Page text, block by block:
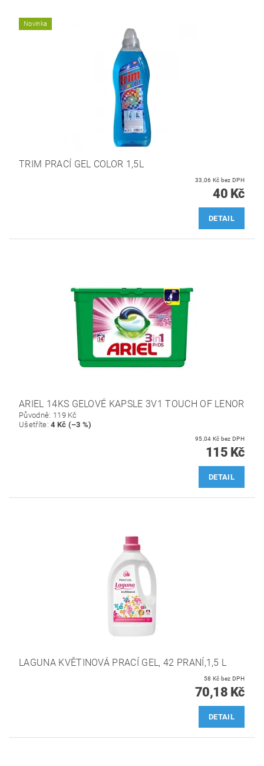
Novinka
TRIM PRACÍ GEL COLOR 1,5L
33,06 Kč bez DPH
40 Kč
DETAIL
ARIEL 14KS GELOVÉ KAPSLE 3V1 TOUCH OF LENOR
Původně: 119 Kč
Ušetříte:4 Kč (–3 %)
95,04 Kč bez DPH
115 Kč
DETAIL
LAGUNA KVĚTINOVÁ PRACÍ GEL, 42 PRANÍ,1,5 L
58 Kč bez DPH
70,18 Kč
DETAIL